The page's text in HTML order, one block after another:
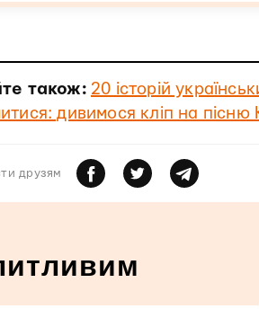
також: 20 історій
дивимося кліп на
друзям